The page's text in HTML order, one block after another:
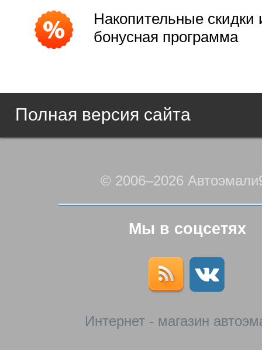
Накопительные скидки
бонусная программа
Полная версия сайта
© 2006–2026
Мы в соцсетях
Интернет - магазин